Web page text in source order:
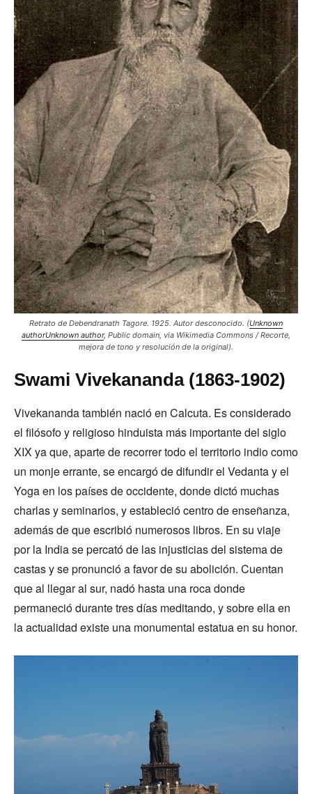
Retrato de Debendranath Tagore. 1925. Autor desconocido. (Unknown
authorUnknown author, Public domain, via Wikimedia Commons / Recorte,
mejora de tono y resolución de la original).
Swami Vivekananda (1863-1902)
Vivekananda también nació en Calcuta. Es considerado
el filósofo y religioso hinduista más importante del siglo
XIX ya que, aparte de recorrer todo el territorio indio como
un monje errante, se encargó de difundir el Vedanta y el
Yoga en los países de occidente, donde dictó muchas
charlas y seminarios, y estableció centro de enseñanza,
además de que escribió numerosos libros. En su viaje
por la India se percató de las injusticias del sistema de
castas y se pronunció a favor de su abolición. Cuentan
que al llegar al sur, nadó hasta una roca donde
permaneció durante tres días meditando, y sobre ella en
la actualidad existe una monumental estatua en su honor.